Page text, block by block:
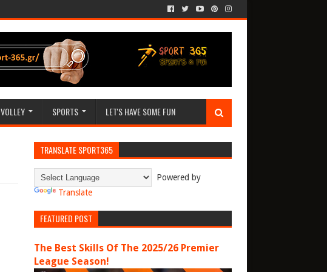
VOLLEY SPORTS LET'S HAVE SOME FUN
TRANSLATE SPORT365
Powered by
Translate
FEATURED POST
The Best Skills Of The 2025/26 Premier
League Season!